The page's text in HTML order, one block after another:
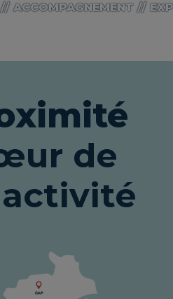
ACCOMPAGNEMENT //
de